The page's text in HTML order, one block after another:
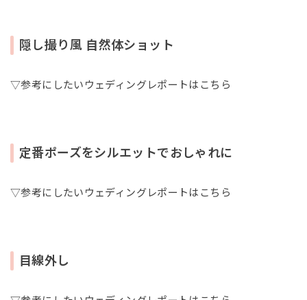
隠し撮り風 自然体ショット
▽参考にしたいウェディングレポートはこちら
定番ポーズをシルエットでおしゃれに
▽参考にしたいウェディングレポートはこちら
目線外し